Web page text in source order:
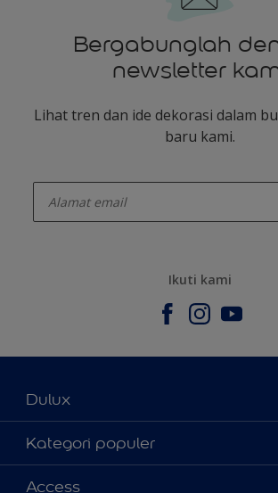
Bergabunglah
newsletter
Lihat tren dan ide dekorasi dalam
baru kami.
Ikuti kami
Dulux
Tentang Kami
Contact us
Kategori populer
Warna
Access